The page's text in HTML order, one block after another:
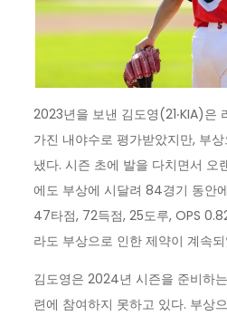
2023년을 보낸 김도영(21‧KIA)은
가진 내야수로 평가받았지만, 부
냈다. 시즌 초에 발을 다치면서 오
에도 부상에 시달려 84경기 동안
47타점, 72득점, 25도루, OPS
라도 부상으로 인한 제약이 계속
김도영은 2024년 시즌을 준비하
련에 참여하지 못하고 있다. 부상